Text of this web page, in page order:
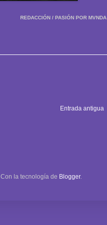
REDACCIÓN / PASIÓN POR MVNDA
Entrada antigua
Con la tecnología de Blogger.